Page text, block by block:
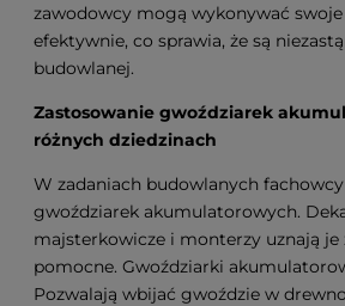
zawodowcy mogą wykonywać swoje
efektywnie, co sprawia, że są
budowlanej.
Zastosowanie gwoździarek
różnych dziedzinach
W zadaniach budowlanych
gwoździarek akumulatorowych.
majsterkowicze i monterzy uznają je
pomocne. Gwoździarki
Pozwalają wbijać gwoździe w